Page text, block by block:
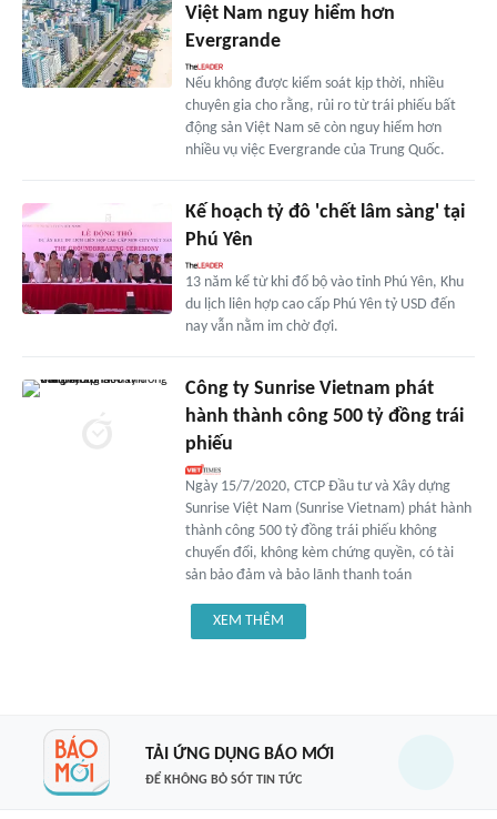
Việt Nam nguy hiểm hơn
Evergrande
Nếu không được kiểm soát kịp thời, nhiều
chuyên gia cho rằng, rủi ro từ trái phiếu bất
động sản Việt Nam sẽ còn nguy hiểm hơn
nhiều vụ việc Evergrande của Trung Quốc.
Kế hoạch tỷ đô 'chết lâm sàng' tại
Phú Yên
13 năm kể từ khi đổ bộ vào tỉnh Phú Yên, Khu
du lịch liên hợp cao cấp Phú Yên tỷ USD đến
nay vẫn nằm im chờ đợi.
Công ty Sunrise Vietnam phát
hành thành công 500 tỷ đồng trái
phiếu
Ngày 15/7/2020, CTCP Đầu tư và Xây dựng
Sunrise Việt Nam (Sunrise Vietnam) phát hành
thành công 500 tỷ đồng trái phiếu không
chuyển đổi, không kèm chứng quyền, có tài
sản bảo đảm và bảo lãnh thanh toán
XEM THÊM
TẢI ỨNG DỤNG BÁO MỚI
ĐỂ KHÔNG BỎ SÓT TIN TỨC